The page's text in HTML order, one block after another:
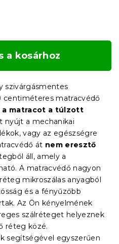
a kosárhoz
szivárgásmentes
centiméteres matracvédő
a matracot a túlzott
nyújt a mechanikai
vagy az egészségre
át nem eresztő
áll, amely a
A matracvédő nagyon
mikroszálas anyagból
és a fényűzőbb
Az Ön kényelmének
szálréteget helyeznek
réteg közé.
segítségével egyszerűen